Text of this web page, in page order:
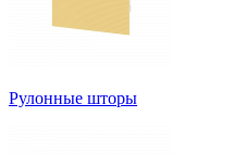
Рулонные шторы